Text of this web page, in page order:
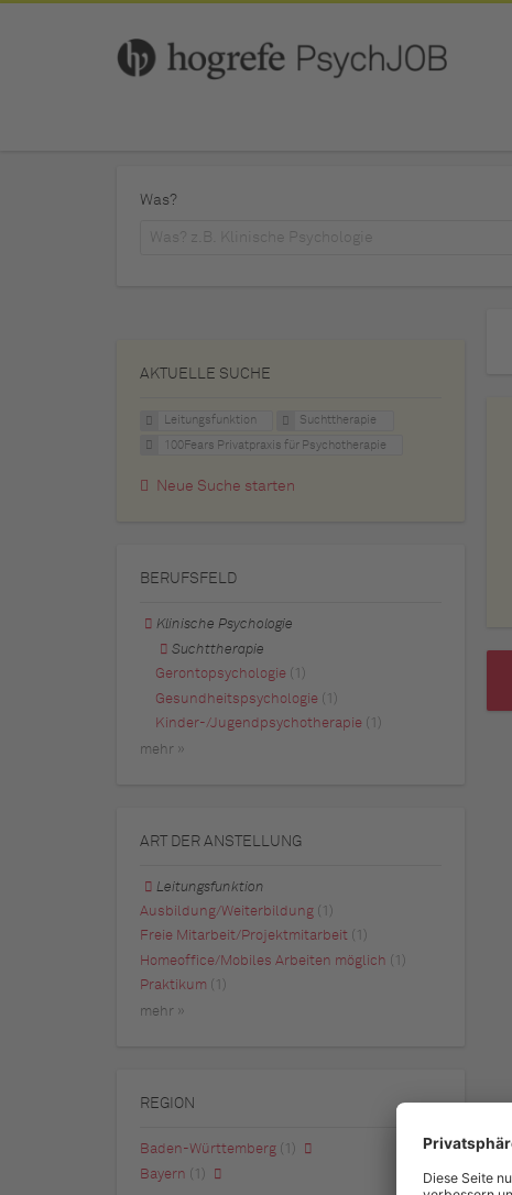
Was?
AKTUELLE SUCHE
Leitungsfunktion Suchttherapie
100Fears Privatpraxis für Psychotherapie
Neue Suche starten
BERUFSFELD
Klinische Psychologie
Suchttherapie
Gerontopsychologie
(1)
Gesundheitspsychologie (1)
Kinder-/Jugendpsychotherapie (1)
mehr »
ART DER ANSTELLUNG
Leitungsfunktion
Ausbildung/Weiterbildung
(1)
Freie Mitarbeit/Projektmitarbeit
(1)
Homeoffice/Mobiles Arbeiten möglich (1)
Praktikum (1)
mehr »
REGION
Baden-Württemberg (1)
Bayern
(1)